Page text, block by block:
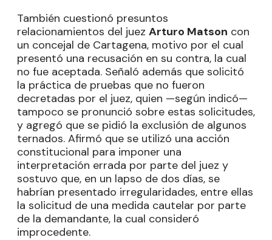
También cuestionó presuntos
relacionamientos del juez Arturo Matson con
un concejal de Cartagena, motivo por el cual
presentó una recusación en su contra, la cual
no fue aceptada. Señaló además que solicitó
la práctica de pruebas que no fueron
decretadas por el juez, quien —según indicó—
tampoco se pronunció sobre estas solicitudes,
y agregó que se pidió la exclusión de algunos
ternados. Afirmó que se utilizó una acción
constitucional para imponer una
interpretación errada por parte del juez y
sostuvo que, en un lapso de dos días, se
habrían presentado irregularidades, entre ellas
la solicitud de una medida cautelar por parte
de la demandante, la cual consideró
improcedente.